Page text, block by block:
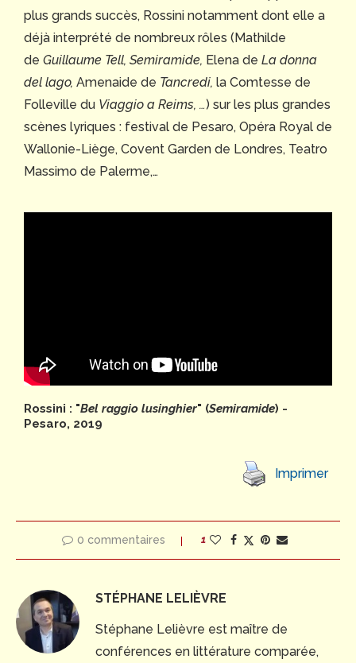
plus grands succès, Rossini notamment dont elle a
déjà interprété de nombreux rôles (Mathilde
de Guillaume Tell, Semiramide, Elena de La donna
del lago, Amenaide de Tancredi, la Comtesse de
Folleville du Viaggio a Reims, …) sur les plus grandes
scènes lyriques : festival de Pesaro, Opéra Royal de
Wallonie-Liège, Covent Garden de Londres, Teatro
Massimo de Palerme,…
Rossini : "Bel raggio lusinghier" (Semiramide) -
Pesaro, 2019
Imprimer
0 commentaires 1
STÉPHANE LELIÈVRE
Stéphane Lelièvre est maître de
conférences en littérature comparée,